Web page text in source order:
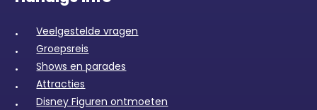
Veelgestelde vragen
Groepsreis
Shows en parades
Attracties
Disney Figuren ontmoeten